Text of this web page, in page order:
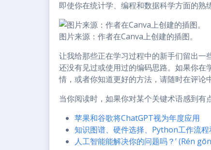
即使你在统计学、编程和数据科学方面的熟
图片来源：作者在Canva上创建的插图。
让我给那些正在学习过程中的新手们留出
还没有见过或使用过的编码思路。如果你
情，或者你知道更好的方法，请随时在评论
当你阅读时，如果你对某个关键术语感到有
苹果和谷歌将ChatGPT视为年度应用
知识图谱、硬件选择、Python工作流
人工智能能解决你的问题吗？’ (Rén